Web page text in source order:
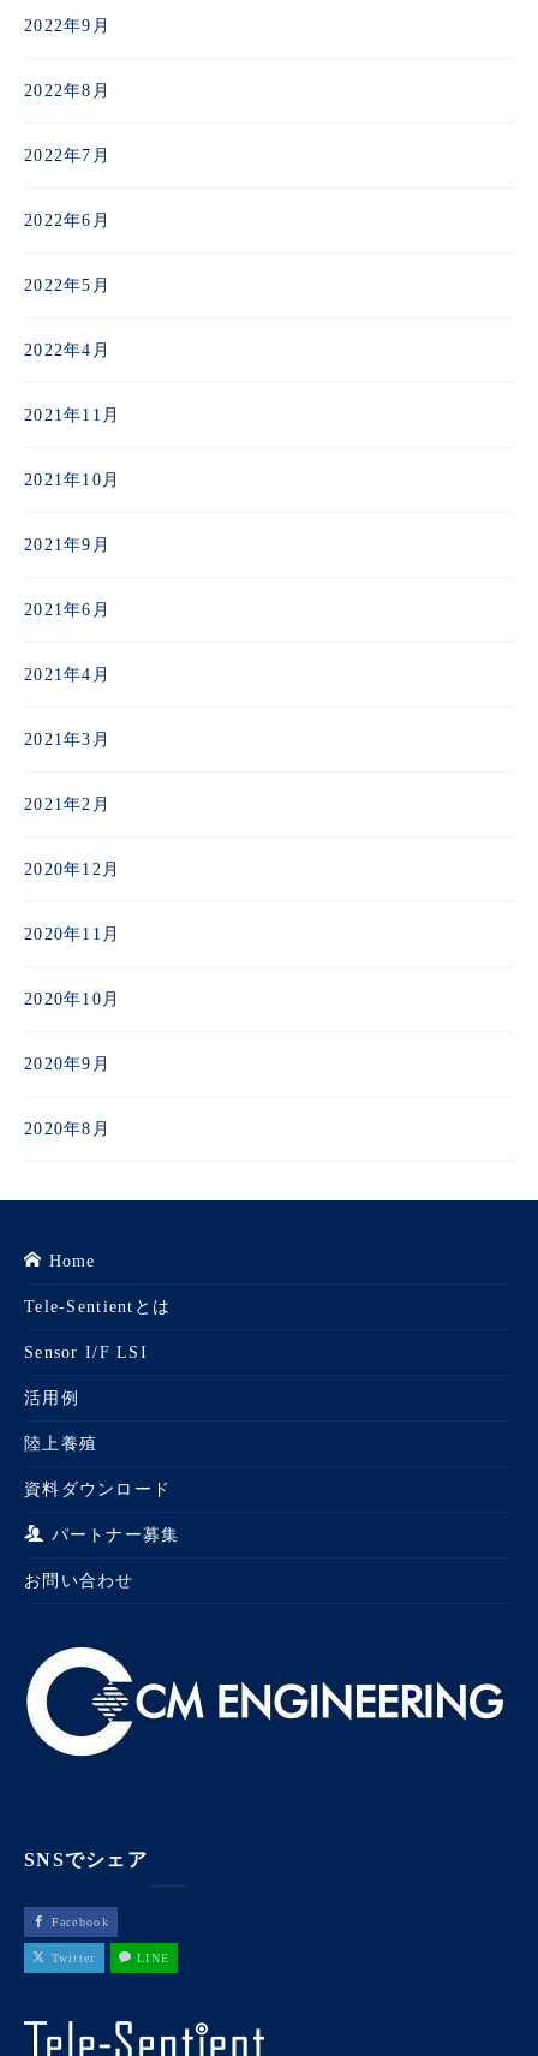
2022年9月
2022年8月
2022年7月
2022年6月
2022年5月
2022年4月
2021年11月
2021年10月
2021年9月
2021年6月
2021年4月
2021年3月
2021年2月
2020年12月
2020年11月
2020年10月
2020年9月
2020年8月
Home
Tele-Sentientとは
Sensor I/F LSI
活用例
陸上養殖
資料ダウンロード
パートナー募集
お問い合わせ
SNSでシェア
Facebook
Twitter LINE